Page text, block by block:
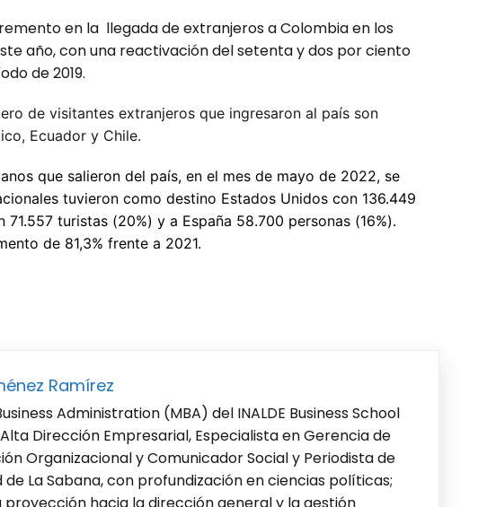
en la llegada de extranjeros a Colombia en los
año, con una reactivación del setenta y dos por ciento
de 2019.
de visitantes extranjeros que ingresaron al país son
Ecuador y Chile.
que salieron del país, en el mes de mayo de 2022, se
tuvieron como destino Estados Unidos con 136.449
71.557 turistas (20%) y a España 58.700 personas (16%).
de 81,3% frente a 2021.
Ramírez
Administration (MBA) del INALDE Business School
Dirección Empresarial, Especialista en Gerencia de
Organizacional y Comunicador Social y Periodista de
de La Sabana, con profundización en ciencias políticas;
hacia la dirección general y la gestión